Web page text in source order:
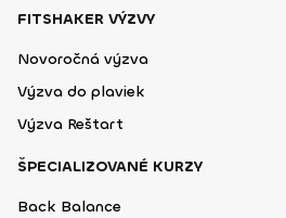
FITSHAKER VÝZVY
Novoročná výzva
Výzva do plaviek
Výzva Reštart
ŠPECIALIZOVANÉ KURZY
Back Balance